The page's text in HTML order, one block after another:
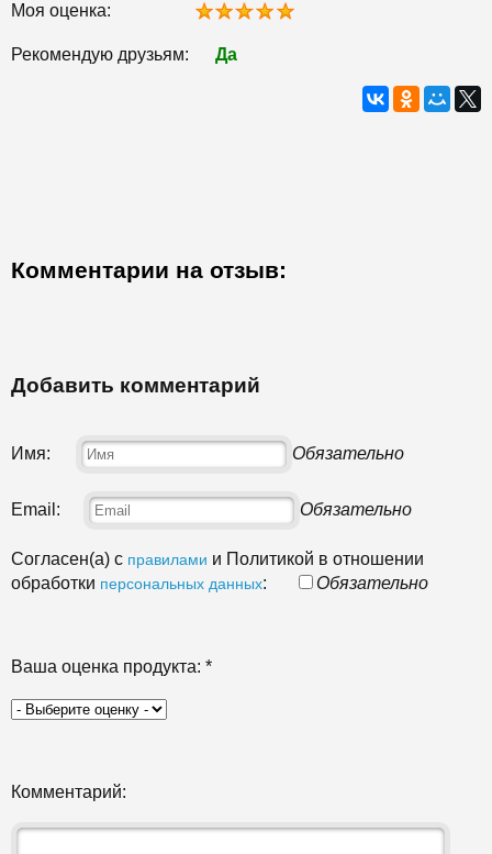
Моя оценка:
Рекомендую друзьям: Да
Комментарии на отзыв:
Добавить комментарий
Имя: Обязательно
Email: Обязательно
Согласен(а) с правилами и Политикой в отношении
обработки персональных данных: Обязательно
Ваша оценка продукта: *
Комментарий: